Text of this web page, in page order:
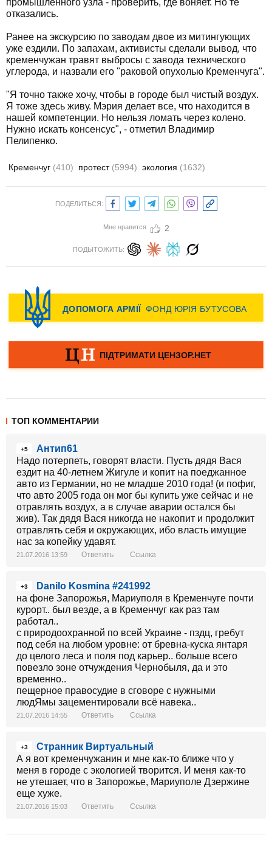
отказались.
Ранее на экскурсию по заводам двое из митингующих
уже ездили. По запахам, активисты сделали вывод, что
кременчужан травят выбросы с завода технического
углерода, и назвали его "раковой опухолью Кременчуга".
"Я точно также хочу, чтобы в городе был чистый воздух.
Я тоже здесь живу. Мэрия делает все, что находится в
нашей компетенции. Но нельзя ломать через колено.
Нужно искать консенсус", - отметил Владимир
Пелипенко.
Кременчуг (410) протест (5994) экология (1632)
ПОДЕЛИТЬСЯ:
Мне нравится 2
ПОДЫТОЖИТЬ:
ТОП КОММЕНТАРИИ
+5
Антип61
Надо потерпеть, говорят власти. Пусть дядя Вася
ездит на 40-летнем Жигуле и копит на поеджанное
авто из Германии, но не младше 2010 года! (и пофиг,
что авто 2005 года он мог бы купить уже сейчас и не
отравлять воздух, а в случае аварии остался бы
жив). Так дядя Вася никогда не накопит и продолжит
отравлять себя и окружающих, ибо власть имущие
нас за копейку удавят.
21.07.2016 13:59 Ответить Ссылка
+3
Danilo Kosmina #241992
на фоне Запорожья, Мариуполя в Кременчуге почти
курорт.. был везде, а в Кременчуг как раз там
работал..
с природоохранной по всей Украине - пздц, гребут
под себя на любом уровне: от бревна-куска янтаря
до целого леса и поля под карьер.. больше всего
повезло зоне отчуждения Чернобыля, да и это
временно..
пещерное правосудие в сговоре с нужными
людЯмы зацементировали всё навека..
21.07.2016 14:55 Ответить Ссылка
+3
Странник Виртуальный
А я вот кременчужанин и мне как-то ближе что у
меня в городе с экологией творится. И меня как-то
не утешает, что в Запорожье, Мариуполе Дзержине
еще хуже.
21.07.2016 15:03 Ответить Ссылка